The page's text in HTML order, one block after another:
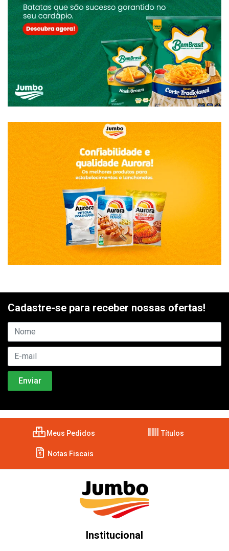
Cadastre-se para receber nossas ofertas!
Meus Pedidos Títulos
Notas Fiscais
Institucional